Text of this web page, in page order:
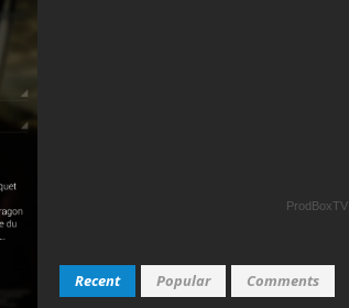
ProdBoxTV
Recent Popular Comments